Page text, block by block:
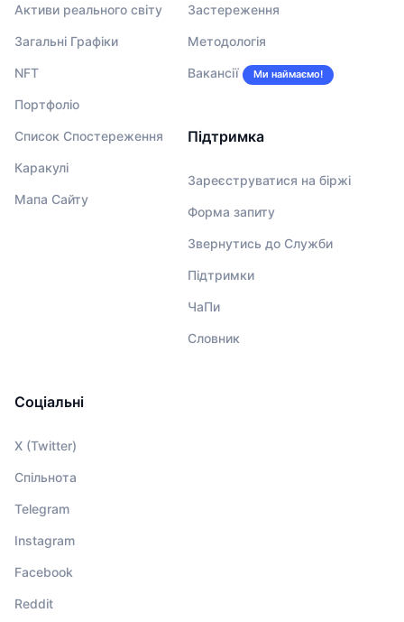
Активи реального світу
Загальні Графіки
NFT
Портфоліо
Список Спостереження
Каракулі
Мапа Сайту
Застереження
Методологія
Вакансії Ми наймаємо!
Підтримка
Зареєструватися на біржі
Форма запиту
Звернутись до Служби
Підтримки
ЧаПи
Словник
Соціальні
X (Twitter)
Спільнота
Telegram
Instagram
Facebook
Reddit